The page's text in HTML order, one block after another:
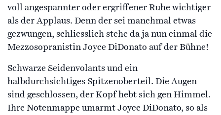
voll angespannter oder ergriffener Ruhe wichtiger
als der Applaus. Denn der sei manchmal etwas
gezwungen, schliesslich stehe da ja nun einmal die
Mezzosopranistin Joyce DiDonato auf der Bühne!
Schwarze Seidenvolants und ein
halbdurchsichtiges Spitzenoberteil. Die Augen
sind geschlossen, der Kopf hebt sich gen Himmel.
Ihre Notenmappe umarmt Joyce DiDonato, so als